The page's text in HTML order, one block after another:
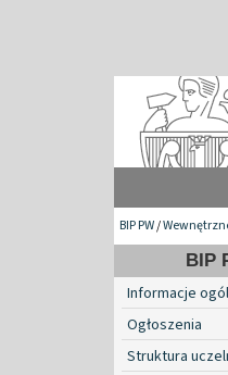
BIP PW/
BIP
Informacje
Ogłoszenia
Struktura